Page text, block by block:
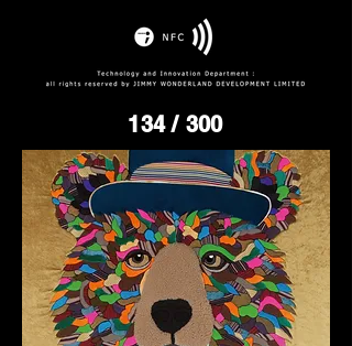
134/ 300